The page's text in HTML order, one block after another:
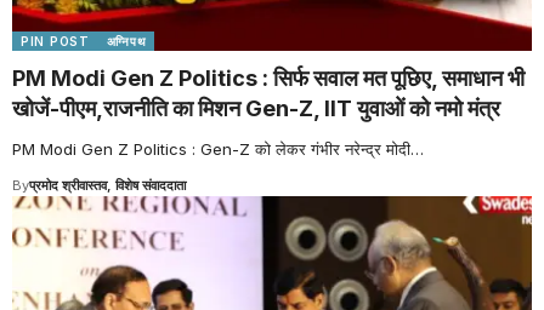
PIN POST अग्निपथ
PM Modi Gen Z Politics : सिर्फ सवाल मत पूछिए, समाधान भी
खोजें-पीएम,राजनीति का मिशन Gen-Z, IIT युवाओं को नमो मंत्र
PM Modi Gen Z Politics : Gen-Z को लेकर गंभीर नरेन्द्र मोदी…
Byप्रमोद श्रीवास्तव, विशेष संवाददाता